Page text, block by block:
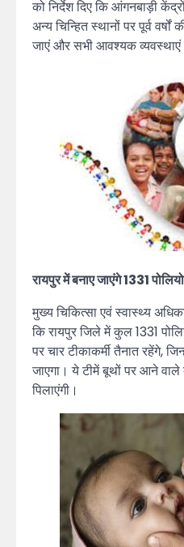
को निर्देश दिए कि आंगनबाड़ी
अन्य चिन्हित स्थानों पर पूर्व
जाएं और सभी आवश्यक व्यवस्थाएं
रायपुर में बनाए जाएंगे 1331
मुख्य चिकित्सा एवं स्वास्थ्य
कि रायपुर जिले में कुल 1331
पर चार टीकाकर्मी तैनात रहेंगे,
जाएगा। ये टीमें बूथों पर आने वाले
पिलाएंगी।